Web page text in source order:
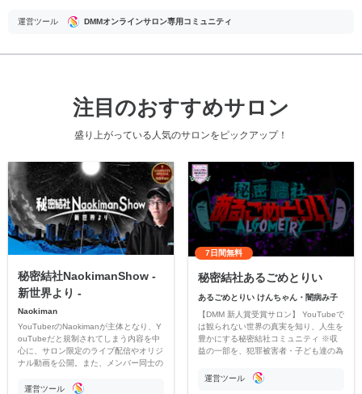
運営ツール DMMオンラインサロン専用コミュニティ
注目のおすすめサロン
盛り上がっている人気のサロンをピックアップ！
秘密結社NaokimanShow -
新世界より -
Naokiman
YouTuberのNaokimanが主体となり、Y
ouTubeだと規制されてしまう内容を中
心に、サロン限定のライブ配信やオリジ
ナル動画を公開。また、メンバー同士の
ただいています。
運営ツール
7日間無料
秘密結社あるごめとりい
あるごめとりい けんちゃん・闇病み子
【DMM 新人賞受賞サロン】 YouTubeで
は観られない世界の真実を知り、人生を
豊かにする秘密結社コミュニティ ※収
益の一部を、犯罪被害者・子ども達の為
す運営ツール